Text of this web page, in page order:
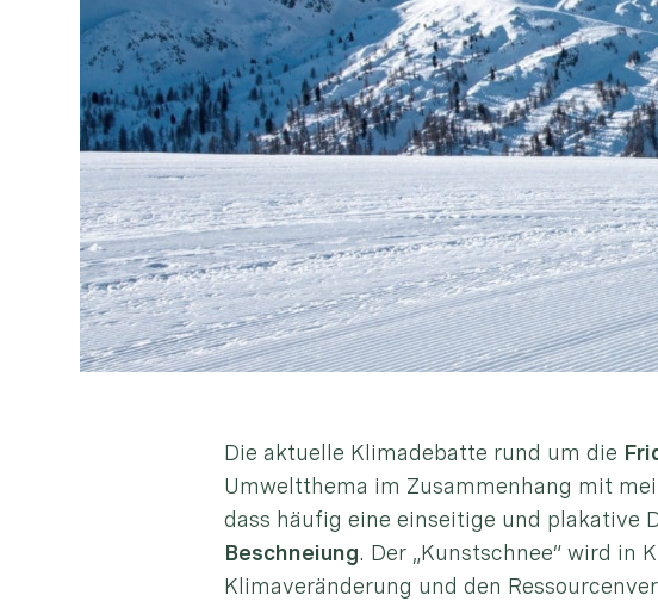
Die aktuelle Klimadebatte rund um die
Umweltthema im Zusammenhang mit
dass häufig eine einseitige und plakative
Beschneiung. Der „Kunstschnee“ wird in
Klimaveränderung und den